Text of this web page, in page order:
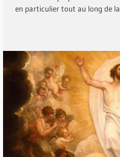
en particulier tout au long de la